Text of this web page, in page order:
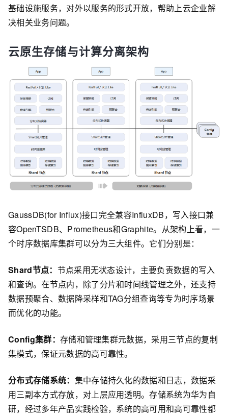
基础设施服务，对外以服务的形式开放，帮助上云企业解
决相关业务问题。
云原生存储与计算分离架构
GaussDB(for Influx)接口完全兼容InfluxDB，写入接口兼
容OpenTSDB、Prometheus和Graphite。从架构上看，一
个时序数据库集群可以分为三大组件。它们分别是：
Shard节点： 节点采用无状态设计，主要负责数据的写入
和查询。在节点内，除了分片和时间线管理之外，还支持
数据预聚合、数据降采样和TAG分组查询等专为时序场景
而优化的功能。
Config集群： 存储和管理集群元数据，采用三节点的复制
集模式，保证元数据的高可靠性。
分布式存储系统： 集中存储持久化的数据和日志，数据采
用三副本方式存放，对上层应用透明。存储系统为华为自
研，经过多年产品实践检验，系统的高可用和高可靠性都